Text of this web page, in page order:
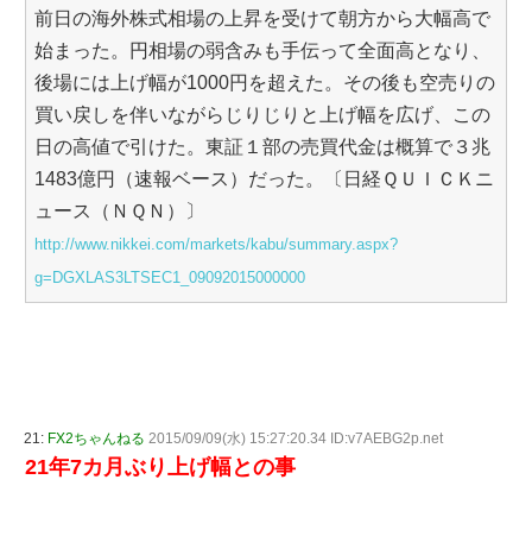
前日の海外株式相場の上昇を受けて朝方から大幅高で
始まった。円相場の弱含みも手伝って全面高となり、
後場には上げ幅が1000円を超えた。その後も空売りの
買い戻しを伴いながらじりじりと上げ幅を広げ、この
日の高値で引けた。東証１部の売買代金は概算で３兆
1483億円（速報ベース）だった。〔日経ＱＵＩＣＫニ
ュース（ＮＱＮ）〕
http://www.nikkei.com/markets/kabu/summary.aspx?
g=DGXLAS3LTSEC1_09092015000000
21: FX2ちゃんねる 2015/09/09(水) 15:27:20.34 ID:v7AEBG2p.net
21年7カ月ぶり上げ幅との事